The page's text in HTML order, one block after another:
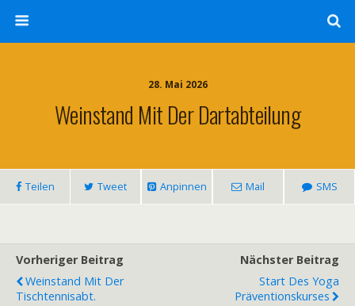
28. Mai 2026
Weinstand Mit Der Dartabteilung
Teilen Tweet Anpinnen Mail SMS
Vorheriger Beitrag
Weinstand Mit Der
Tischtennisabt.
Nächster Beitrag
Start Des Yoga
Präventionskurses